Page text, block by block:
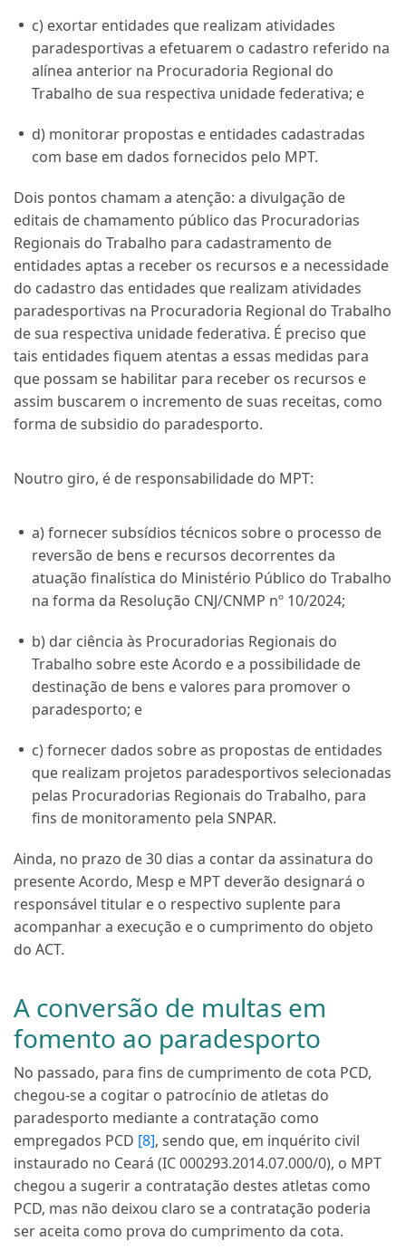
c) exortar entidades que realizam atividades
paradesportivas a efetuarem o cadastro referido na
alínea anterior na Procuradoria Regional do
Trabalho de sua respectiva unidade federativa; e
d) monitorar propostas e entidades cadastradas
com base em dados fornecidos pelo MPT.
Dois pontos chamam a atenção: a divulgação de
editais de chamamento público das Procuradorias
Regionais do Trabalho para cadastramento de
entidades aptas a receber os recursos e a necessidade
do cadastro das entidades que realizam atividades
paradesportivas na Procuradoria Regional do Trabalho
de sua respectiva unidade federativa. É preciso que
tais entidades fiquem atentas a essas medidas para
que possam se habilitar para receber os recursos e
assim buscarem o incremento de suas receitas, como
forma de subsidio do paradesporto.
Noutro giro, é de responsabilidade do MPT:
a) fornecer subsídios técnicos sobre o processo de
reversão de bens e recursos decorrentes da
atuação finalística do Ministério Público do Trabalho
na forma da Resolução CNJ/CNMP nº 10/2024;
b) dar ciência às Procuradorias Regionais do
Trabalho sobre este Acordo e a possibilidade de
destinação de bens e valores para promover o
paradesporto; e
c) fornecer dados sobre as propostas de entidades
que realizam projetos paradesportivos selecionadas
pelas Procuradorias Regionais do Trabalho, para
fins de monitoramento pela SNPAR.
Ainda, no prazo de 30 dias a contar da assinatura do
presente Acordo, Mesp e MPT deverão designará o
responsável titular e o respectivo suplente para
acompanhar a execução e o cumprimento do objeto
do ACT.
A conversão de multas em
fomento ao paradesporto
No passado, para fins de cumprimento de cota PCD,
chegou-se a cogitar o patrocínio de atletas do
paradesporto mediante a contratação como
empregados PCD [8], sendo que, em inquérito civil
instaurado no Ceará (IC 000293.2014.07.000/0), o MPT
chegou a sugerir a contratação destes atletas como
PCD, mas não deixou claro se a contratação poderia
ser aceita como prova do cumprimento da cota.